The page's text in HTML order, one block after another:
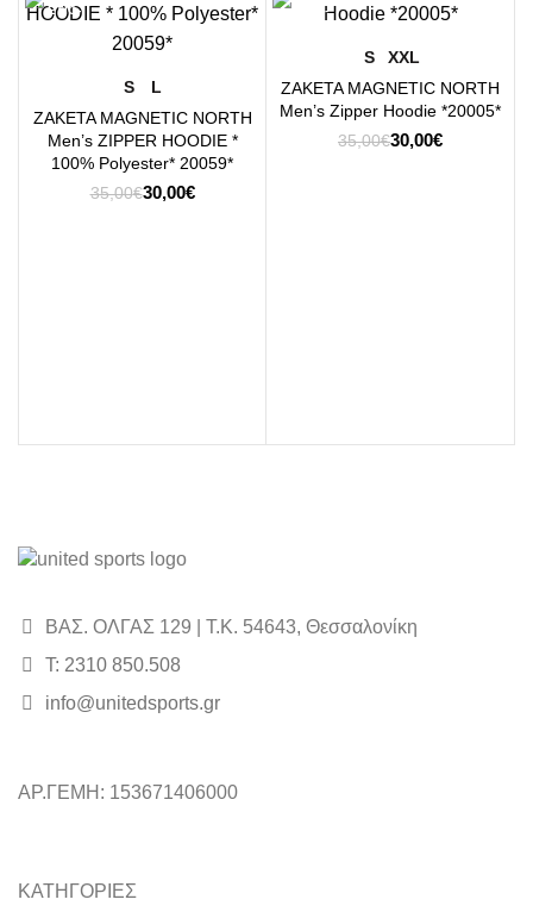
S
L
ΖΑΚΕΤΑ MAGNETIC NORTH
Men’s ZIPPER HOODIE *
100% Polyester* 20059*
35,00€Original
30,00€Η
S
XXL
ΖΑΚΕΤΑ MAGNETIC NORTH
Men’s Zipper Hoodie *20005*
35,00€Original
30,00€Η
ΒΑΣ. ΟΛΓΑΣ 129 | Τ.Κ. 54643, Θεσσαλονίκη
Τ: 2310 850.508
info@unitedsports.gr
ΑΡ.ΓΕΜΗ: 153671406000
ΚΑΤΗΓΟΡΙΕΣ